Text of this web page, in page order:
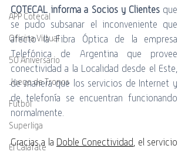
APP Cotecal
Oficina Virtual
50 Aniversario
Juego de Tronos
Futbol
Superliga
El Calafate
COTECAL informa a Socios y Clientes que
se pudo subsanar el inconveniente que
afecto la Fibra Óptica de la empresa
Telefónica de Argentina que provee
conectividad a la Localidad desde el Este,
de manera que los servicios de Internet y
de telefonía se encuentran funcionando
normalmente.
Gracias a la Doble Conectividad , el servicio